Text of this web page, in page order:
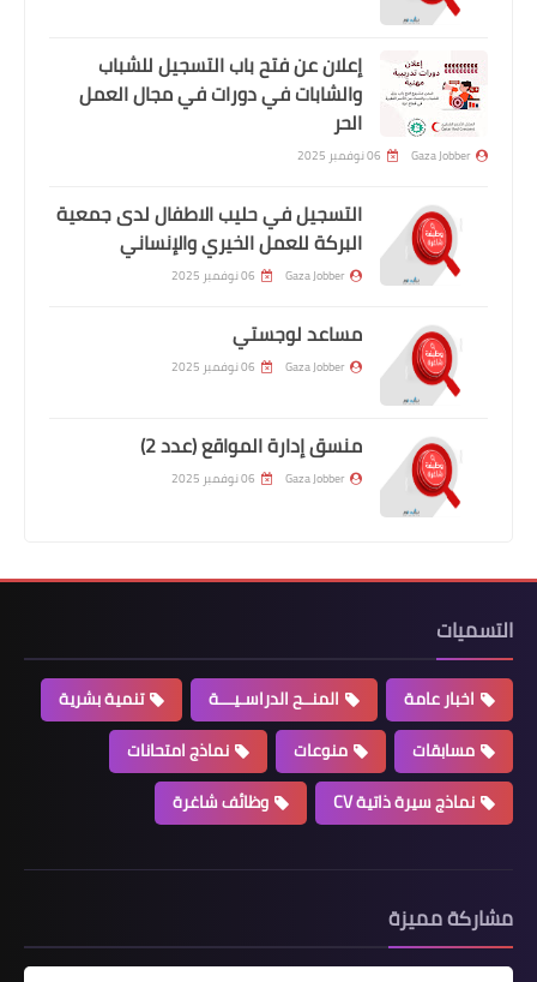
إعلان عن فتح باب التسجيل للشباب
والشابات في دورات في مجال العمل
الحر
Gaza Jobber 06 نوفمبر 2025
التسجيل في حليب الاطفال لدى جمعية
البركة للعمل الخيري والإنساني
Gaza Jobber 06 نوفمبر 2025
مساعد لوجستي
Gaza Jobber 06 نوفمبر 2025
منسق إدارة المواقع (عدد 2)
Gaza Jobber 06 نوفمبر 2025
التسميات
اخبار عامة المنــح الدراسـيـــة
تنمية بشرية
مسابقات
منوعات
نماذج امتحانات
نماذج سيرة ذاتية CV
وظائف شاغرة
مشاركة مميزة